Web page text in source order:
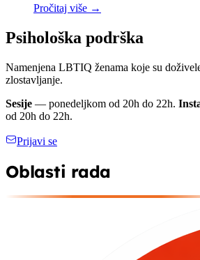
Pročitaj više →
Psihološka podrška
Namenjena LBTIQ ženama koje su
zlostavljanje.
Sesije — ponedeljkom od 20h do 22h.
od 20h do 22h.
Prijavi se
Oblasti rada